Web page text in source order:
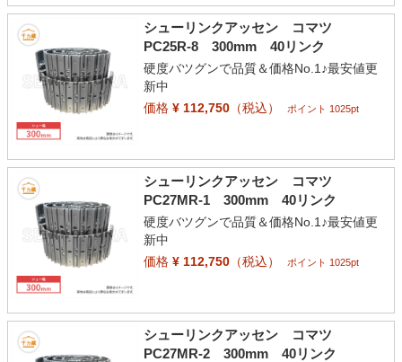
シューリンクアッセン コマツ
PC25R-8 300mm 40リンク
硬度バツグンで品質＆価格No.1♪最安値更
新中
価格¥ 112,750（税込） ポイント 1025pt
シューリンクアッセン コマツ
PC27MR-1 300mm 40リンク
硬度バツグンで品質＆価格No.1♪最安値更
新中
価格¥ 112,750（税込） ポイント 1025pt
シューリンクアッセン コマツ
PC27MR-2 300mm 40リンク